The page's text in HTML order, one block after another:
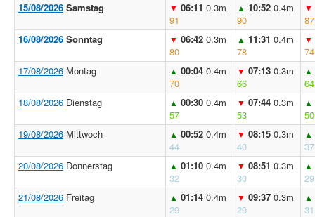
15/08/2026 Samstag ▼ 06:11 0.3m
91
▲ 10:52 0.4m
90
▼
87
16/08/2026 Sonntag ▼ 06:42 0.3m
80
▲ 11:31 0.4m
78
▼
74
17/08/2026 Montag ▲ 00:04 0.4m
70
▼ 07:13 0.3m
66
▲
64
18/08/2026 Dienstag ▲ 00:30 0.4m
57
▼ 07:44 0.3m
53
▲
50
19/08/2026 Mittwoch ▲ 00:52 0.4m
44
▼ 08:15 0.3m
40
▲
37
20/08/2026 Donnerstag ▲ 01:10 0.4m
32
▼ 08:51 0.3m
30
▲
29
21/08/2026 Freitag ▲ 01:14 0.4m
29
▼ 09:37 0.3m
29
▲
31